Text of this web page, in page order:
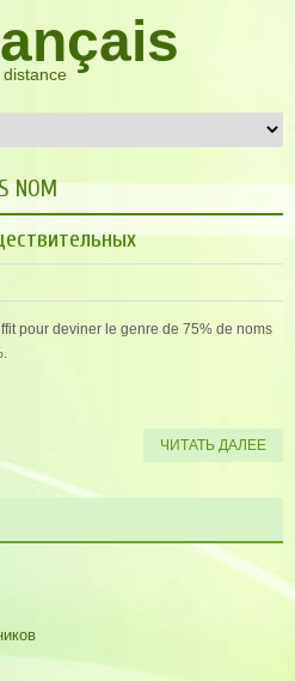
distance
NOM
pour deviner le genre de 75% de noms
ЧИТАТЬ ДАЛЕЕ